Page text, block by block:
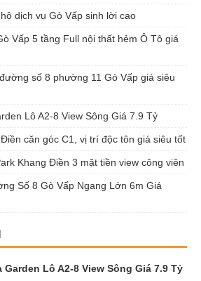
dịch vụ Gò Vấp sinh lời cao
Vấp 5 tầng Full nội thất hẻm Ô Tô giá
số 8 phường 11 Gò Vấp giá siêu
Lô A2-8 View Sông Giá 7.9 Tỷ
căn góc C1, vị trí độc tôn giá siêu tốt
Khang Điền 3 mặt tiền view công viên
Số 8 Gò Vấp Ngang Lớn 6m Giá
Garden Lô A2-8 View Sông Giá 7.9 Tỷ